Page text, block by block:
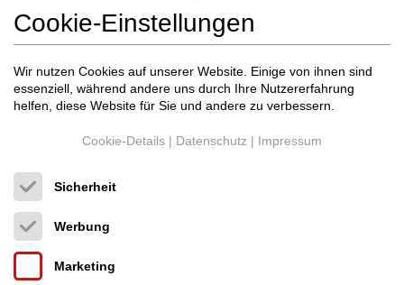
Altec Lansing Altec 416-802-811
Speakers with JBL Super
Standlautsprecher
Privat Niederlande (6535MT)
17.07.2026, 17:13
An extremely rare, completely newly built set of high-performance
loudspeakers offered with absolute ...
Cookie-Einstellungen
Wir nutzen Cookies auf unserer Website. Einige von ihnen sind
essenziell, während andere uns durch Ihre Nutzererfahrung
helfen, diese Website für Sie und andere zu verbessern.
Cookie-Details | Datenschutz | Impressum
Sicherheit
Werbung
Marketing